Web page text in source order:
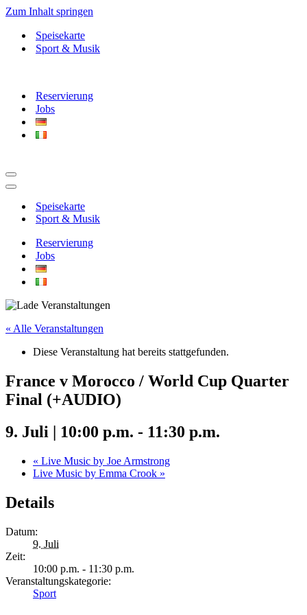
Zum Inhalt springen
Speisekarte
Sport & Musik
Reservierung
Jobs
Navigationsmenü
Navigationsmenü
Speisekarte
Sport & Musik
Reservierung
Jobs
« Alle Veranstaltungen
Diese Veranstaltung hat bereits stattgefunden.
France v Morocco / World Cup Quarter
Final (+AUDIO)
9. Juli | 10:00 p.m. - 11:30 p.m.
« Live Music by Joe Armstrong
Live Music by Emma Crook »
Details
Datum:
9. Juli
Zeit:
10:00 p.m. - 11:30 p.m.
Veranstaltungskategorie:
Sport